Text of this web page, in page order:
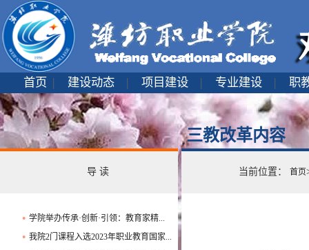
首页 | 建设动态 | 项目建设 | 专业建设 | 职
三教改革内容
导 读
● 学院举办传承·创新·引领：教育家精...
● 我院2门课程入选2023年职业教育国家...
当前位置： 首页